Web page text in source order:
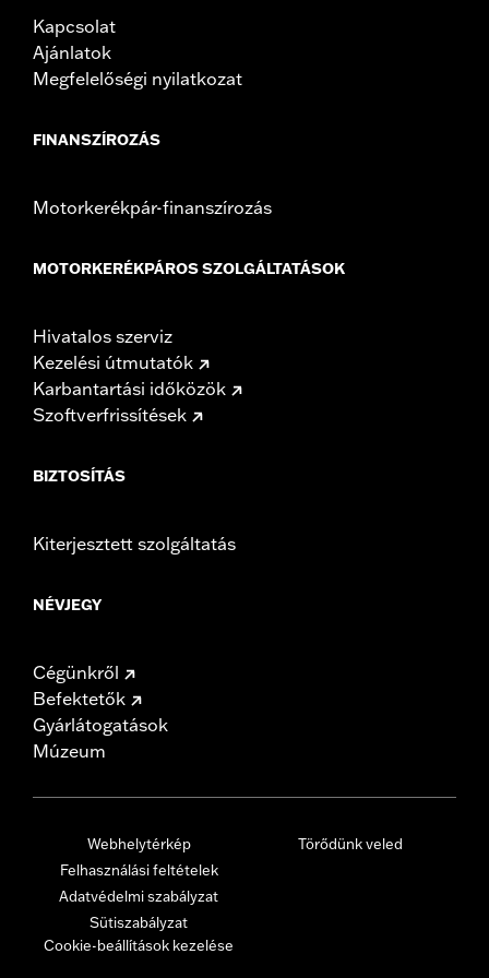
Kapcsolat
Ajánlatok
Megfelelőségi nyilatkozat
FINANSZÍROZÁS
Motorkerékpár-finanszírozás
MOTORKERÉKPÁROS SZOLGÁLTATÁSOK
Hivatalos szerviz
Kezelési útmutatók
Karbantartási időközök
Szoftverfrissítések
BIZTOSÍTÁS
Kiterjesztett szolgáltatás
NÉVJEGY
Cégünkről
Befektetők
Gyárlátogatások
Múzeum
Webhelytérkép
Felhasználási feltételek
Adatvédelmi szabályzat
Sütiszabályzat
Cookie-beállítások kezelése
Törődünk veled